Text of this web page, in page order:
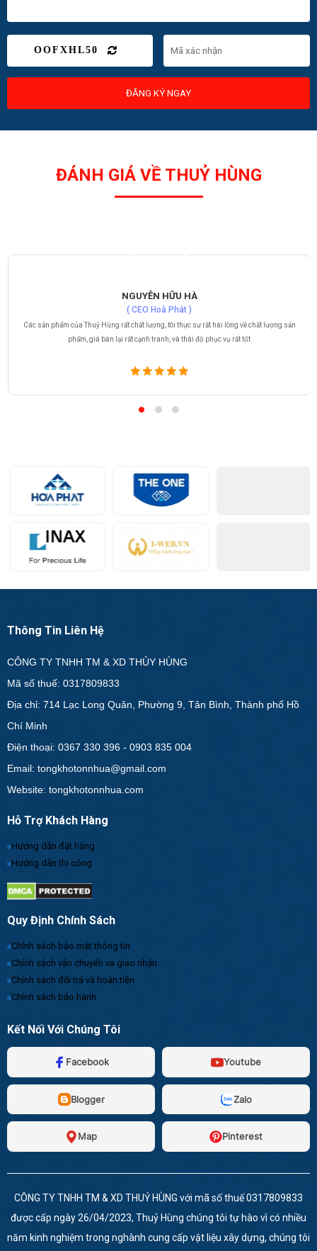
OOFXHL50
ĐĂNG KÝ NGAY
ĐÁNH GIÁ VỀ THUỶ HÙNG
NGUYỄN HỮU HÀ
( CEO Hoà Phát )
Các sản phẩm của Thuỷ Hùng rất chất lượng, tôi thực sự rất hài lòng về chất lượng sản
phẩm, giá bán lại rất cạnh tranh, và thái độ phục vụ rất tốt
Thông Tin Liên Hệ
CÔNG TY TNHH TM & XD THỦY HÙNG
Mã số thuế: 0317809833
Địa chỉ: 714 Lạc Long Quân, Phường 9, Tân Bình, Thành phố Hồ
Chí Minh
Điện thoại: 0367 330 396 - 0903 835 004
Email: tongkhotonnhua@gmail.com
Website: tongkhotonnhua.com
Hỗ Trợ Khách Hàng
Hướng dẫn đặt hàng
Hướng dẫn thi công
Quy Định Chính Sách
Chính sách bảo mật thông tin
Chính sách vận chuyển và giao nhận
Chính sách đổi trả và hoàn tiền
Chính sách bảo hành
Kết Nối Với Chúng Tôi
Facebook Youtube
Blogger Zalo
Map Pinterest
CÔNG TY TNHH TM & XD THUỶ HÙNG với mã số thuế 0317809833
được cấp ngày 26/04/2023, Thuỷ Hùng chúng tôi tự hào vì có nhiều
năm kinh nghiệm trong nghành cung cấp vật liệu xây dựng, chúng tôi